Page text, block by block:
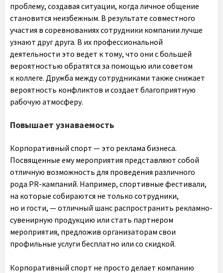
проблему, создавая ситуации, когда личное общение
становится неизбежным. В результате совместного
участия в соревнованиях сотрудники компании лучше
узнают друг друга. В их профессиональной
деятельности это ведет к тому, что они с большей
вероятностью обратятся за помощью или советом
к коллеге. Дружба между сотрудниками также снижает
вероятность конфликтов и создает благоприятную
рабочую атмосферу.
Повышает узнаваемость
Корпоративный спорт — это реклама бизнеса.
Посвященные ему мероприятия представляют собой
отличную возможность для проведения различного
рода PR-кампаний. Например, спортивные фестивали,
на которые собираются не только сотрудники,
но и гости, — отличный шанс распространить рекламно-
сувенирную продукцию или стать партнером
мероприятия, предложив организаторам свои
профильные услуги бесплатно или со скидкой.
Корпоративный спорт не просто делает компанию